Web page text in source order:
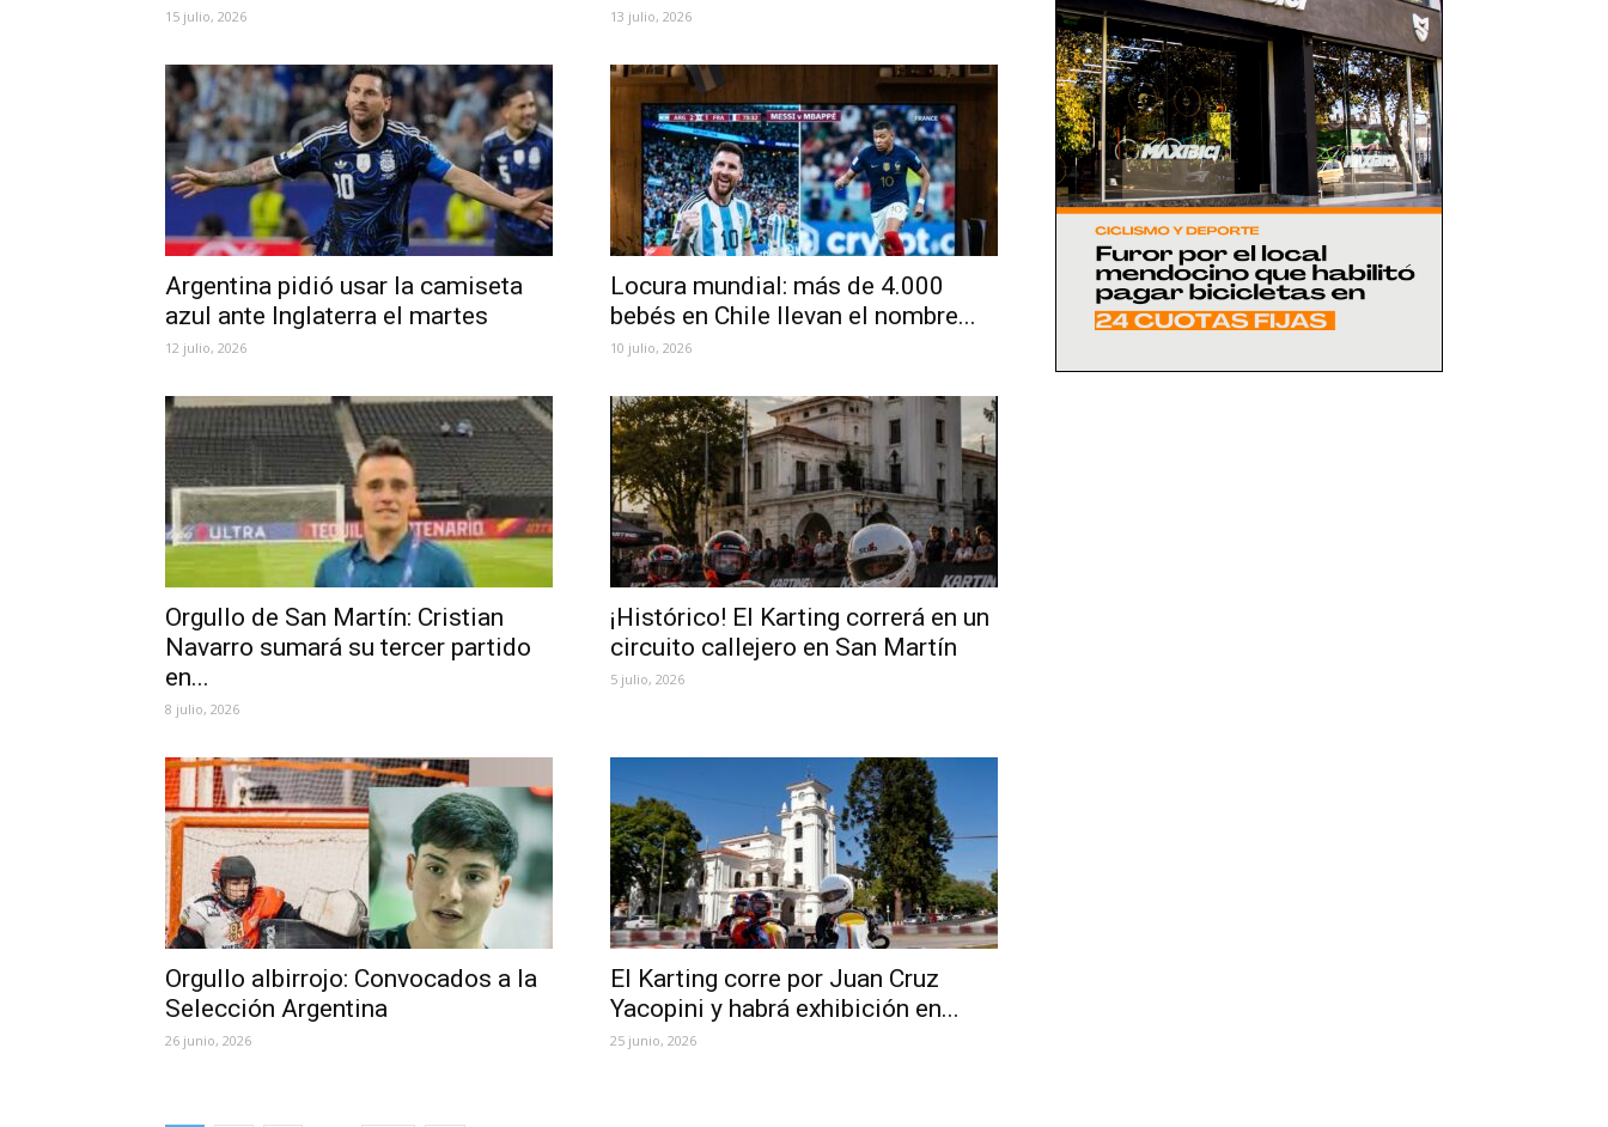
15 julio, 2026 13 julio, 2026
Argentina pidió usar la camiseta
azul ante Inglaterra el martes
12 julio, 2026
Locura mundial: más de 4.000
bebés en Chile llevan el nombre...
10 julio, 2026
Orgullo de San Martín: Cristian
Navarro sumará su tercer partido
en...
8 julio, 2026
¡Histórico! El Karting correrá en un
circuito callejero en San Martín
5 julio, 2026
Orgullo albirrojo: Convocados a la
Selección Argentina
26 junio, 2026
El Karting corre por Juan Cruz
Yacopini y habrá exhibición en...
25 junio, 2026